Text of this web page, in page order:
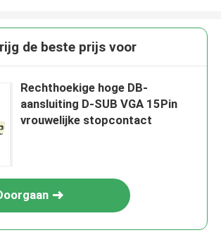
de beste prijs voor
Rechthoekige hoge DB-
aansluiting D-SUB VGA 15Pin
vrouwelijke stopcontact